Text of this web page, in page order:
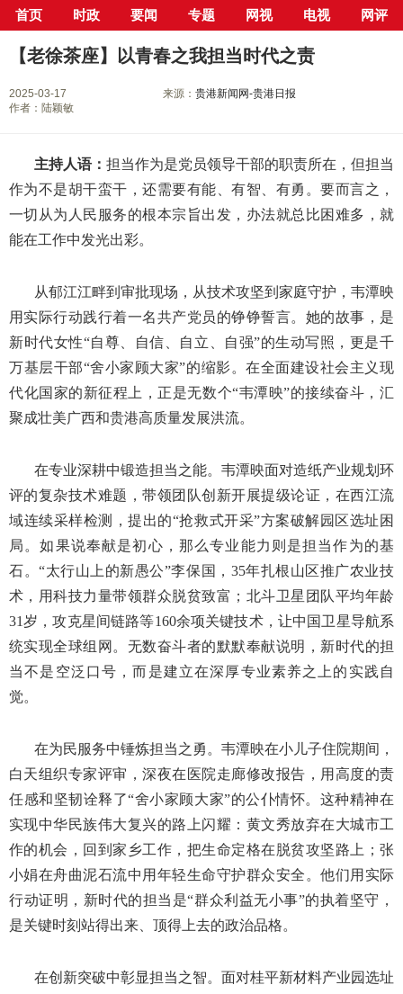
首页 时政 要闻 专题 网视 电视 网评
当前位置： 首页> 新闻中心> 网评> 正文
【老徐茶座】以青春之我担当时代之责
2025-03-17 来源：贵港新闻网-贵港日报
作者：陆颖敏
主持人语： 担当作为是党员领导干部的职责所在，但担当
作为不是胡干蛮干，还需要有能、有智、有勇。要而言之，
一切从为人民服务的根本宗旨出发，办法就总比困难多，就
能在工作中发光出彩。
从郁江江畔到审批现场，从技术攻坚到家庭守护，韦潭映
用实际行动践行着一名共产党员的铮铮誓言。她的故事，是
新时代女性“自尊、自信、自立、自强”的生动写照，更是千
万基层干部“舍小家顾大家”的缩影。在全面建设社会主义现
代化国家的新征程上，正是无数个“韦潭映”的接续奋斗，汇
聚成壮美广西和贵港高质量发展洪流。
在专业深耕中锻造担当之能。韦潭映面对造纸产业规划环
评的复杂技术难题，带领团队创新开展提级论证，在西江流
域连续采样检测，提出的“抢救式开采”方案破解园区选址困
局。如果说奉献是初心，那么专业能力则是担当作为的基
石。“太行山上的新愚公”李保国，35年扎根山区推广农业技
术，用科技力量带领群众脱贫致富；北斗卫星团队平均年龄
31岁，攻克星间链路等160余项关键技术，让中国卫星导航系
统实现全球组网。无数奋斗者的默默奉献说明，新时代的担
当不是空泛口号，而是建立在深厚专业素养之上的实践自
觉。
在为民服务中锤炼担当之勇。韦潭映在小儿子住院期间，
白天组织专家评审，深夜在医院走廊修改报告，用高度的责
任感和坚韧诠释了“舍小家顾大家”的公仆情怀。这种精神在
实现中华民族伟大复兴的路上闪耀：黄文秀放弃在大城市工
作的机会，回到家乡工作，把生命定格在脱贫攻坚路上；张
小娟在舟曲泥石流中用年轻生命守护群众安全。他们用实际
行动证明，新时代的担当是“群众利益无小事”的执着坚守，
是关键时刻站得出来、顶得上去的政治品格。
在创新突破中彰显担当之智。面对桂平新材料产业园选址